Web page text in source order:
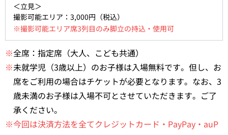
＜立見＞
撮影可能エリア：3,000円（税込）
※撮影可能エリア席3列目のみ脚立の持込・使用可
※全席：指定席（大人、こども共通）
※未就学児（3歳以上）のお子様は入場無料です。但し、お
席をご利用の場合はチケットが必要となります。なお、3
歳未満のお子様は入場不可とさせていただきます。ご了
承ください。
※今回は決済方法を全てクレジットカード・PayPay・auP